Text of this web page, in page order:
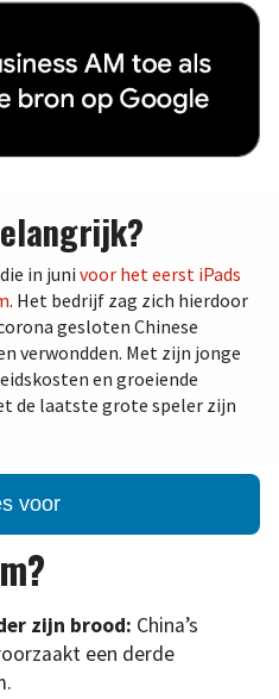
in juni voor het eerst iPads
. Het bedrijf zag zich hierdoor
gesloten Chinese
verwondden. Met zijn jonge
en groeiende
de laatste grote speler zijn
voor
zijn brood: China’s
een derde